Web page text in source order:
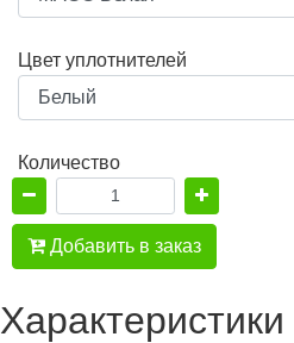
Цвет уплотнителей
Количество
Добавить в заказ
Характеристики